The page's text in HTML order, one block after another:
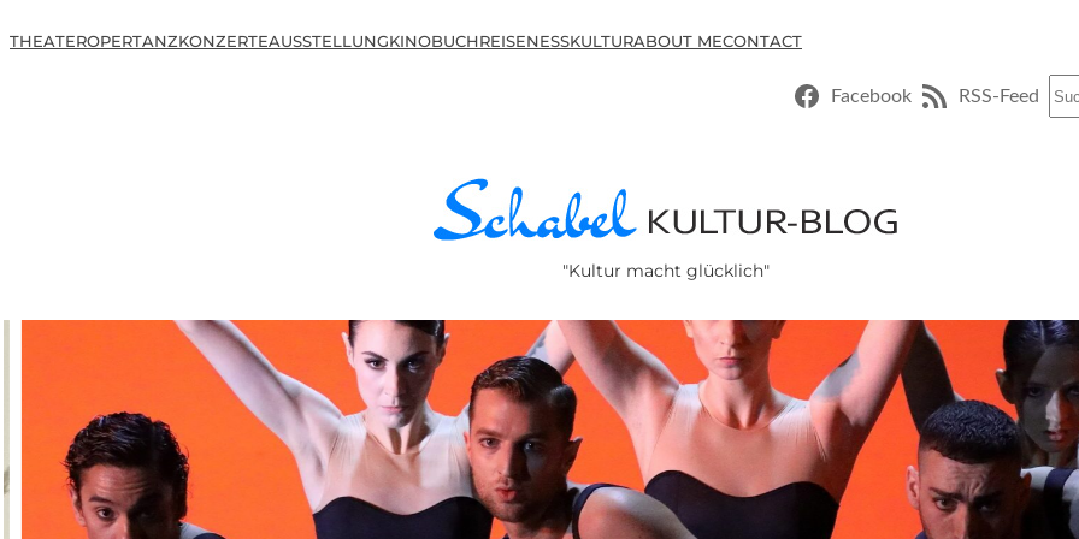
THEATEROPERTANZKONZERTEAUSSTELLUNGKINOBUCHREISENESSKULTURABOUT MECONTACT
Facebook RSS-Feed
"Kultur macht glücklich"